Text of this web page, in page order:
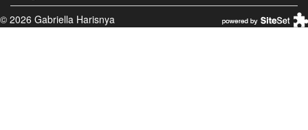
© 2026 Gabriella Harisnya